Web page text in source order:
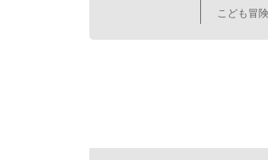
こども冒